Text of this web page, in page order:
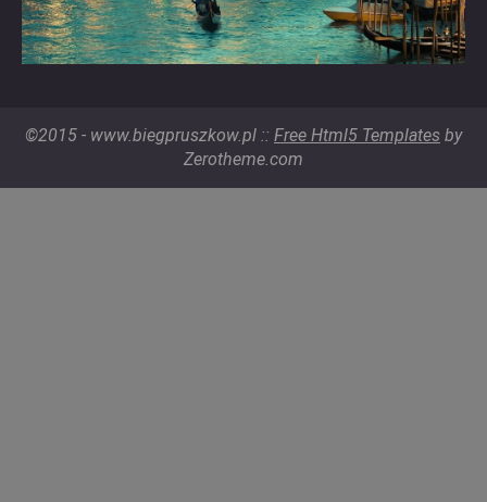
©2015 - www.biegpruszkow.pl :: Free Html5 Templates by
Zerotheme.com